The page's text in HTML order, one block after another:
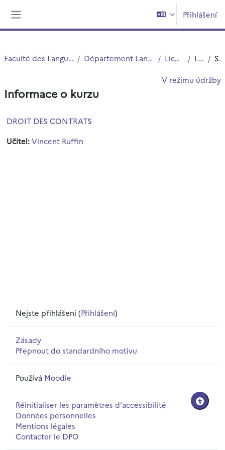
Přihlášení
Faculté des Langues Cultures et Sociétés (FLCS) Département Langues Etrangères Appliquées (LEA) Licences (cours) Licence 1 Souhrn
V režimu údržby
Informace o kurzu
DROIT DES CONTRATS
Učitel:Vincent Ruffin
Nejste přihlášeni (Přihlášení)
Zásady
Přepnout do standardního motivu
Používá Moodle
Réinitialiser les paramètres d'accessibilité
Données personnelles
Mentions légales
Contacter le DPO